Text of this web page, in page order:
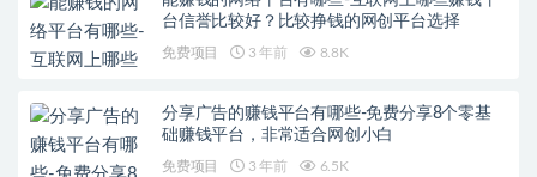
台信誉比较好？比较挣钱的网创平台选择
免费项目 3 年前 8.8K
分享广告的赚钱平台有哪些-免费分享8个零基
础赚钱平台，非常适合网创小白
免费项目 3 年前 6.5K